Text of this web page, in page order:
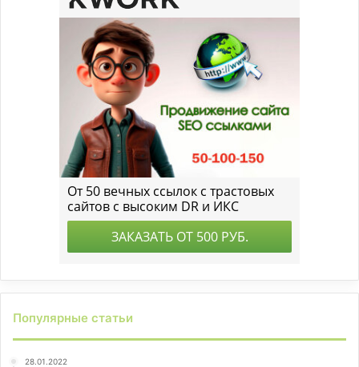
Популярные статьи
28.01.2022